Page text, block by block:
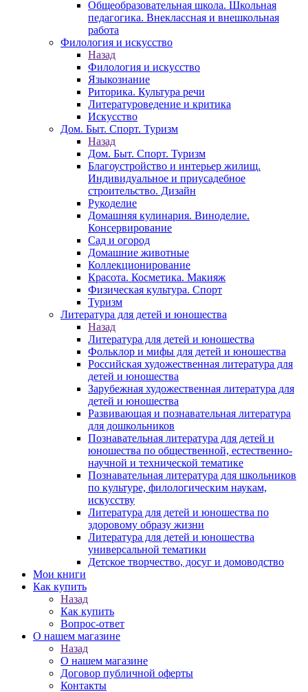
Общеобразовательная школа. Школьная
педагогика. Внеклассная и внешкольная
работа
Филология и искусство
Назад
Филология и искусство
Языкознание
Риторика. Культура речи
Литературоведение и критика
Искусство
Дом. Быт. Спорт. Туризм
Назад
Дом. Быт. Спорт. Туризм
Благоустройство и интерьер жилищ.
Индивидуальное и приусадебное
строительство. Дизайн
Рукоделие
Домашняя кулинария. Виноделие.
Консервирование
Сад и огород
Домашние животные
Коллекционирование
Красота. Косметика. Макияж
Физическая культура. Спорт
Туризм
Литература для детей и юношества
Назад
Литература для детей и юношества
Фольклор и мифы для детей и юношества
Российская художественная литература для
детей и юношества
Зарубежная художественная литература для
детей и юношества
Развивающая и познавательная литература
для дошкольников
Познавательная литература для детей и
юношества по общественной, естественно-
научной и технической тематике
Познавательная литература для школьников
по культуре, филологическим наукам,
искусству
Литература для детей и юношества по
здоровому образу жизни
Литература для детей и юношества
универсальной тематики
Детское творчество, досуг и домоводство
Мои книги
Как купить
Назад
Как купить
Вопрос-ответ
О нашем магазине
Назад
О нашем магазине
Договор публичной оферты
Контакты